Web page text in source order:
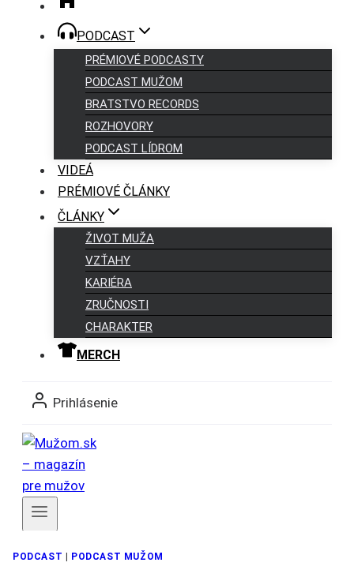
PODCAST
PRÉMIOVÉ PODCASTY
PODCAST MUŽOM
BRATSTVO RECORDS
ROZHOVORY
PODCAST LÍDROM
VIDEÁ
PRÉMIOVÉ ČLÁNKY
ČLÁNKY
ŽIVOT MUŽA
VZŤAHY
KARIÉRA
ZRUČNOSTI
CHARAKTER
MERCH
Prihlásenie
PODCAST PODCAST MUŽOM